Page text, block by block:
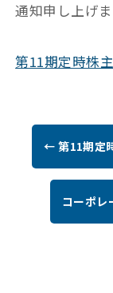
通知申し上げま
第11期定時株
← 第11期定
コーポレ